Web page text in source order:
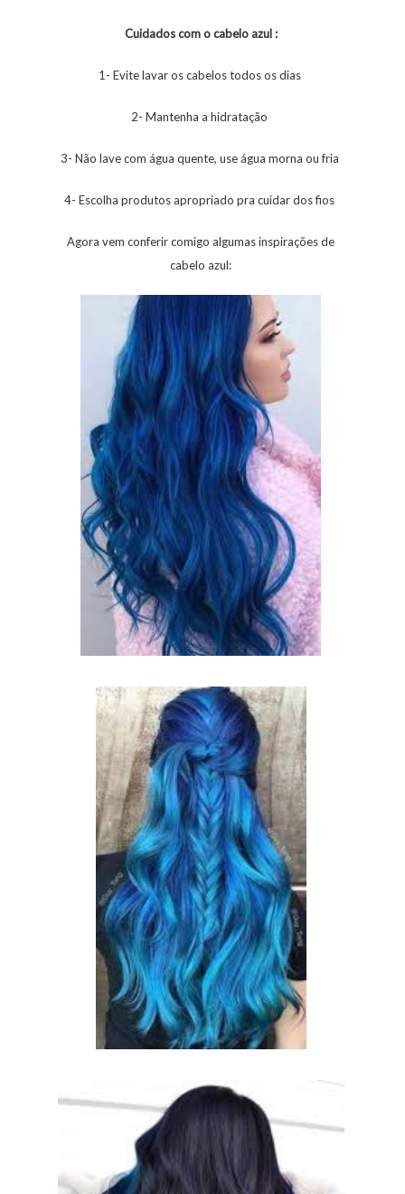
Cuidados com o cabelo azul :
1- Evite lavar os cabelos todos os dias
2- Mantenha a hidratação
3- Não lave com água quente, use água morna ou fria
4- Escolha produtos apropriado pra cuidar dos fios
Agora vem conferir comigo algumas inspirações de
cabelo azul: